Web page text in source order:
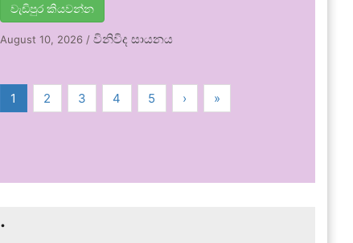
වැඩිපුර කියවන්න
August 10, 2026 /විනිවිද සායනය
1 2 3 4 5 › »
.